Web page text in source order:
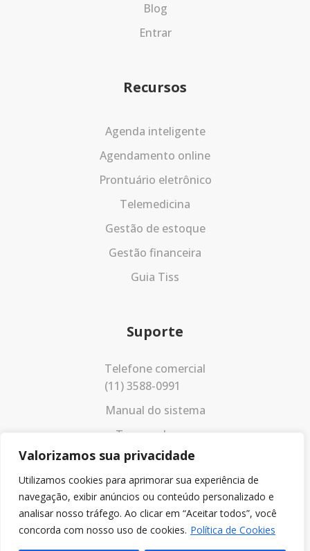
Valorizamos sua privacidade
Utilizamos cookies para aprimorar sua experiência de
navegação, exibir anúncios ou conteúdo personalizado e
analisar nosso tráfego. Ao clicar em “Aceitar todos”, você
concorda com nosso uso de cookies. Política de Cookies
Blog
Entrar
Recursos
Agenda inteligente
Agendamento online
Prontuário eletrônico
Telemedicina
Gestão de estoque
Gestão financeira
Guia Tiss
Suporte
Telefone comercial
(11) 3588-0991
Manual do sistema
Termos de uso
Política de privacidade